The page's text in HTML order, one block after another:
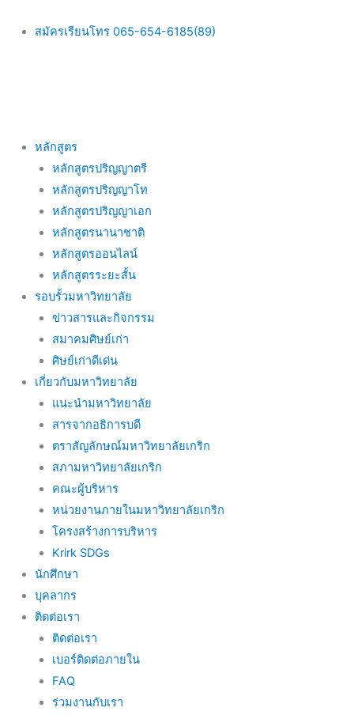
สมัครเรียนโทร 065-654-6185(89)
Main
หลักสูตร
หลักสูตรปริญญาตรี
หลักสูตรปริญญาโท
หลักสูตรปริญญาเอก
หลักสูตรนานาชาติ
หลักสูตรออนไลน์
หลักสูตรระยะสั้น
รอบรั้วมหาวิทยาลัย
ข่าวสารและกิจกรรม
สมาคมศิษย์เก่า
ศิษย์เก่าดีเด่น
เกี่ยวกับมหาวิทยาลัย
แนะนำมหาวิทยาลัย
สารจากอธิการบดี
ตราสัญลักษณ์มหาวิทยาลัยเกริก
สภามหาวิทยาลัยเกริก
คณะผู้บริหาร
หน่วยงานภายในมหาวิทยาลัยเกริก
โครงสร้างการบริหาร
Krirk SDGs
นักศึกษา
บุคลากร
ติดต่อเรา
ติดต่อเรา
เบอร์ติดต่อภายใน
FAQ
ร่วมงานกับเรา